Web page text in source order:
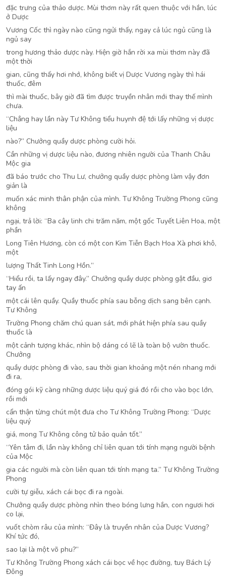
đặc trưng của thảo dược. Mùi thơm này rất quen thuộc với hắn, lúc
ở Dược
Vương Cốc thì ngày nào cũng ngửi thấy, ngay cả lúc ngủ cũng là
ngủ say
trong hương thảo dược này. Hiện giờ hắn rời xa mùi thơm này đã
một thời
gian, cũng thấy hơi nhớ, không biết vị Dược Vương ngày thì hái
thuốc, đêm
thì mài thuốc, bây giờ đã tìm được truyền nhân mới thay thế mình
chưa.
“Chẳng hay lần này Tư Không tiểu huynh đệ tới lấy những vị dược
liệu
nào?” Chưởng quầy dược phòng cười hỏi.
Cần những vị dược liệu nào, đương nhiên người của Thanh Châu
Mộc gia
đã báo trước cho Thu Lư, chưởng quầy dược phòng làm vậy đơn
giản là
muốn xác minh thân phận của mình. Tư Không Trường Phong cũng
không
ngại, trả lời: “Ba cây linh chi trăm năm, một gốc Tuyết Liên Hoa, một
phần
Long Tiên Hương, còn có một con Kim Tiễn Bạch Hoa Xà phơi khô,
một
lượng Thất Tinh Long Hồn.”
“Hiểu rồi, ta lấy ngay đây.” Chưởng quầy dược phòng gật đầu, giơ
tay ấn
một cái lên quầy. Quầy thuốc phía sau bỗng dịch sang bên cạnh.
Tư Không
Trường Phong chăm chú quan sát, mới phát hiện phía sau quầy
thuốc là
một cảnh tượng khác, nhìn bộ dáng có lẽ là toàn bộ vườn thuốc.
Chưởng
quầy dược phòng đi vào, sau thời gian khoảng một nén nhang mới
đi ra,
đóng gói kỹ càng những dược liệu quý giá đó rồi cho vào bọc lớn,
rồi mới
cẩn thận từng chút một đưa cho Tư Không Trường Phong: “Dược
liệu quý
giá, mong Tư Không công tử bảo quản tốt.”
“Yên tâm đi, lần này không chỉ liên quan tới tính mạng người bệnh
của Mộc
gia các người mà còn liên quan tới tính mạng ta.” Tư Không Trường
Phong
cười tự giễu, xách cái bọc đi ra ngoài.
Chưởng quầy dược phòng nhìn theo bóng lưng hắn, con ngươi hơi
co lại,
vuốt chòm râu của mình: “Đây là truyền nhân của Dược Vương?
Khí tức đó,
sao lại là một võ phu?”
Tư Không Trường Phong xách cái bọc về học đường, tuy Bách Lý
Đông